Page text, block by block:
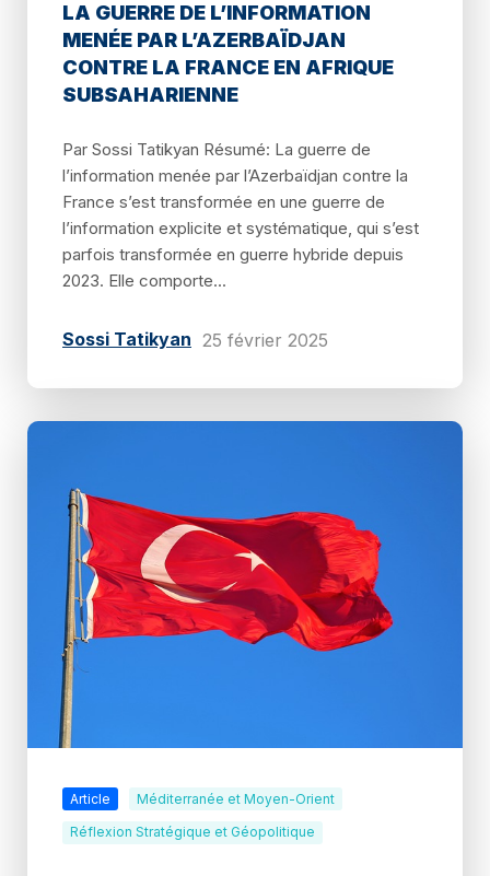
LA GUERRE DE L’INFORMATION
MENÉE PAR L’AZERBAÏDJAN
CONTRE LA FRANCE EN AFRIQUE
SUBSAHARIENNE
Par Sossi Tatikyan Résumé: La guerre de
l’information menée par l’Azerbaïdjan contre la
France s’est transformée en une guerre de
l’information explicite et systématique, qui s’est
parfois transformée en guerre hybride depuis
2023. Elle comporte...
Sossi Tatikyan 25 février 2025
Article Méditerranée et Moyen-Orient
Réflexion Stratégique et Géopolitique